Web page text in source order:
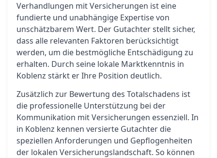
Verhandlungen mit Versicherungen ist eine
fundierte und unabhängige Expertise von
unschätzbarem Wert. Der Gutachter stellt sicher,
dass alle relevanten Faktoren berücksichtigt
werden, um die bestmögliche Entschädigung zu
erhalten. Durch seine lokale Marktkenntnis in
Koblenz stärkt er Ihre Position deutlich.
Zusätzlich zur Bewertung des Totalschadens ist
die professionelle Unterstützung bei der
Kommunikation mit Versicherungen essenziell. In
in Koblenz kennen versierte Gutachter die
speziellen Anforderungen und Gepflogenheiten
der lokalen Versicherungslandschaft. So können